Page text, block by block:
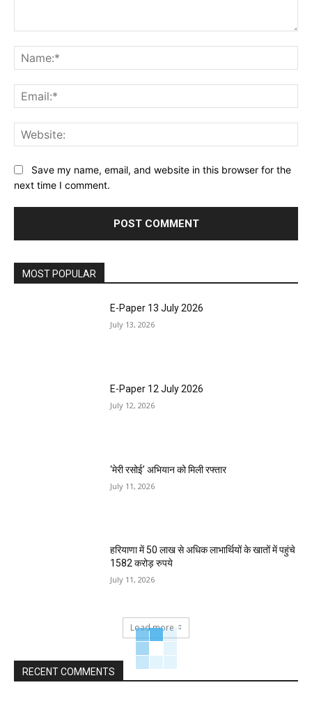
Save my name, email, and website in this browser for the
next time I comment.
MOST POPULAR
E-Paper 13 July 2026
July 13, 2026
E-Paper 12 July 2026
July 12, 2026
‘मेरी रसोई’ अभियान को मिली रफ्तार
July 11, 2026
हरियाणा में 50 लाख से अधिक लाभार्थियों के खातों में पहुंचे
1582 करोड़ रुपये
July 11, 2026
Load more
RECENT COMMENTS